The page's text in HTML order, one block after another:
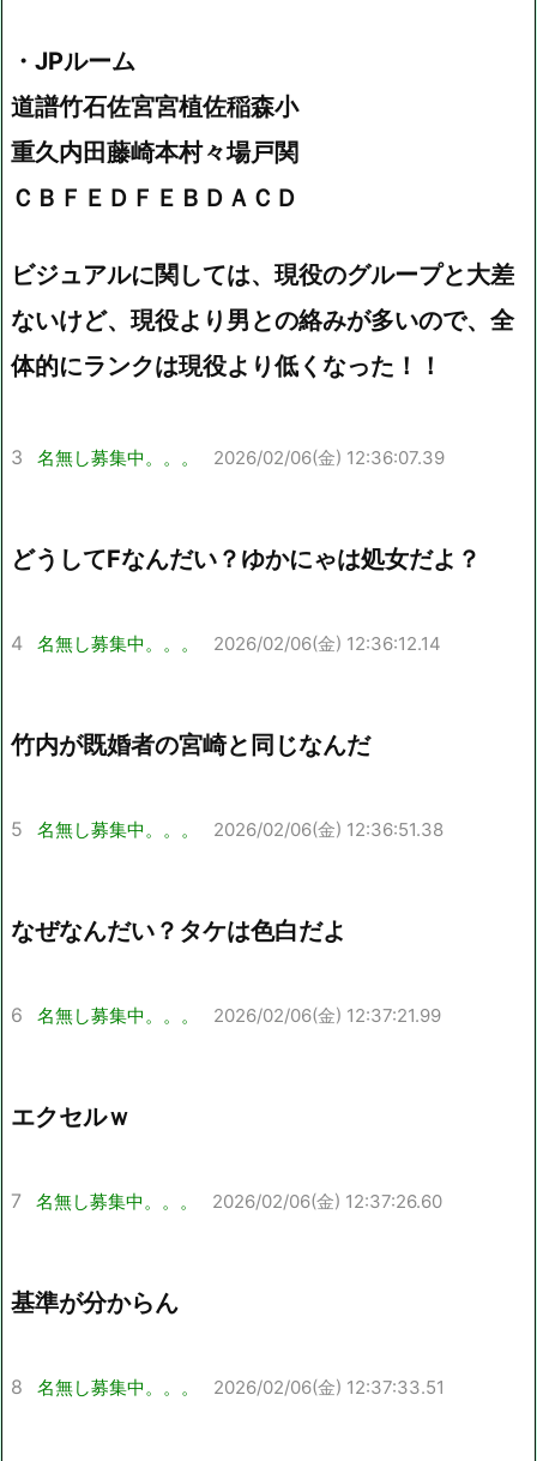
・JPルーム
道譜竹石佐宮宮植佐稲森小
重久内田藤崎本村々場戸関
ＣＢＦＥＤＦＥＢＤＡＣＤ
ビジュアルに関しては、現役のグループと大差
ないけど、現役より男との絡みが多いので、全
体的にランクは現役より低くなった！！
3 名無し募集中。。。 2026/02/06(金) 12:36:07.39
どうしてFなんだい？ゆかにゃは処女だよ？
4 名無し募集中。。。 2026/02/06(金) 12:36:12.14
竹内が既婚者の宮崎と同じなんだ
5 名無し募集中。。。 2026/02/06(金) 12:36:51.38
なぜなんだい？タケは色白だよ
6 名無し募集中。。。 2026/02/06(金) 12:37:21.99
エクセルｗ
7 名無し募集中。。。 2026/02/06(金) 12:37:26.60
基準が分からん
8 名無し募集中。。。 2026/02/06(金) 12:37:33.51